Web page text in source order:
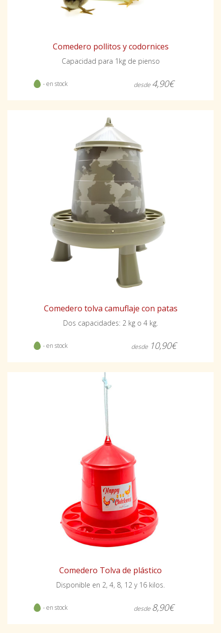
Comedero pollitos y codornices
Capacidad para 1kg de pienso
- en stock desde 4,90€
Comedero tolva camuflaje con patas
Dos capacidades: 2 kg o 4 kg.
- en stock desde 10,90€
Comedero Tolva de plástico
Disponible en 2, 4, 8, 12 y 16 kilos.
- en stock desde 8,90€